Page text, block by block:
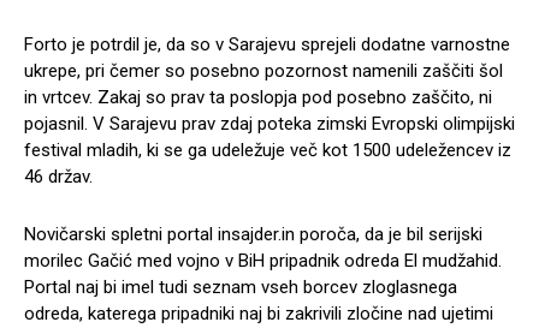
Forto je potrdil je, da so v Sarajevu sprejeli dodatne varnostne
ukrepe, pri čemer so posebno pozornost namenili zaščiti šol
in vrtcev. Zakaj so prav ta poslopja pod posebno zaščito, ni
pojasnil. V Sarajevu prav zdaj poteka zimski Evropski olimpijski
festival mladih, ki se ga udeležuje več kot 1500 udeležencev iz
46 držav.
Novičarski spletni portal insajder.in poroča, da je bil serijski
morilec Gačić med vojno v BiH pripadnik odreda El mudžahid.
Portal naj bi imel tudi seznam vseh borcev zloglasnega
odreda, katerega pripadniki naj bi zakrivili zločine nad ujetimi